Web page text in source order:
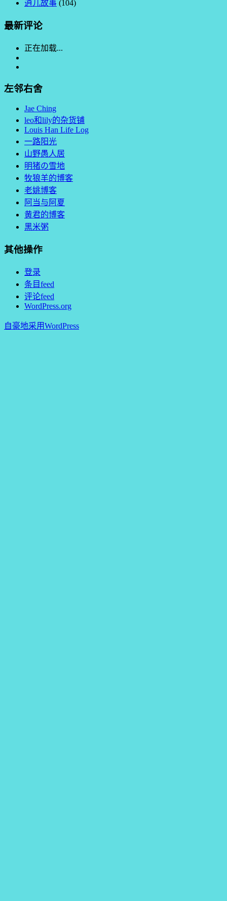
逍儿故事 (104)
最新评论
正在加载...
左邻右舍
Jae Ching
leo和lily的杂货铺
Louis Han Life Log
一路阳光
山野愚人居
明猪の雪地
牧狼羊的博客
老姚博客
阿当与阿夏
黄君的博客
黑米粥
其他操作
登录
条目feed
评论feed
WordPress.org
自豪地采用WordPress